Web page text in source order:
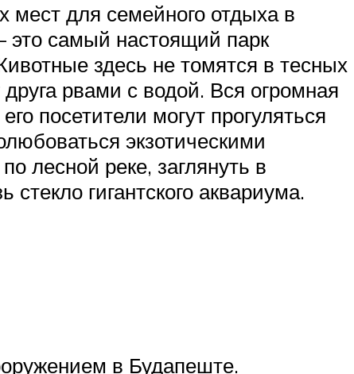
мест для семейного отдыха в
это самый настоящий парк
здесь не томятся в тесных
рвами с водой. Вся огромная
посетители могут прогуляться
экзотическими
лесной реке, заглянуть в
гигантского аквариума.
в Будапеште.